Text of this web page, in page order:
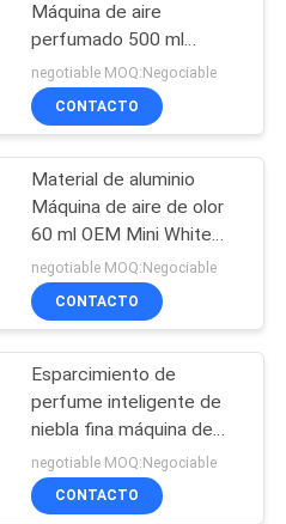
Máquina de aire
perfumado 500 ml
Blanco 800-1200m3
Cobertura de olor
negotiable MOQ:Negociable
CONTACTO
Material de aluminio
Máquina de aire de olor
60 ml OEM Mini White
Diffuser sin agua
negotiable MOQ:Negociable
CONTACTO
Esparcimiento de
perfume inteligente de
niebla fina máquina de
aire perfumado plástico
Rohs Aroma de
aprobación Fcc
negotiable MOQ:Negociable
CONTACTO